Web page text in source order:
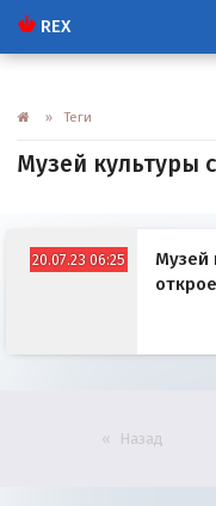
REX
» Теги
Музей культуры
20.07.23 06:25
Музей
Назад